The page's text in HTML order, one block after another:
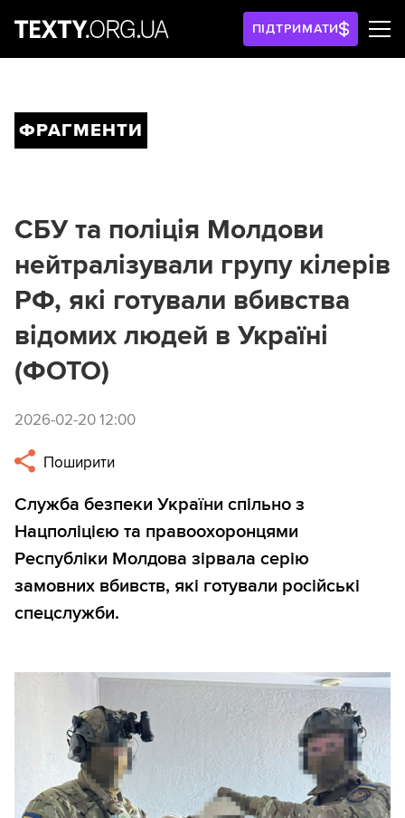
ПІДТРИМАТИ
ФРАГМЕНТИ
СБУ та поліція Молдови
нейтралізували групу кілерів
РФ, які готували вбивства
відомих людей в Україні
(ФОТО)
2026-02-20 12:00
Поширити
Служба безпеки України спільно з
Нацполіцією та правоохоронцями
Республіки Молдова зірвала серію
замовних вбивств, які готували російські
спецслужби.